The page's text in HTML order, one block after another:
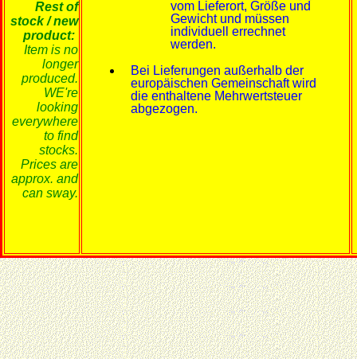
Rest of
stock / new
product:
Item is no
longer
produced.
WE're
looking
everywhere
to find
stocks.
Prices are
approx. and
can sway.
vom Lieferort, Größe und
Gewicht und müssen
individuell errechnet
werden.
Bei Lieferungen außerhalb der
europäischen Gemeinschaft wird
die enthaltene Mehrwertsteuer
abgezogen.